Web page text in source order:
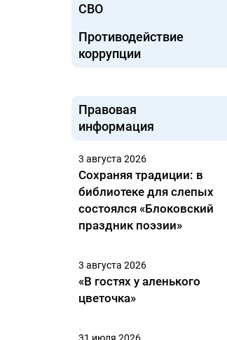
СВО
Противодействие
коррупции
Правовая
информация
3 августа 2026
Сохраняя традиции: в
библиотеке для слепых
состоялся «Блоковский
праздник поэзии»
3 августа 2026
«В гостях у аленького
цветочка»